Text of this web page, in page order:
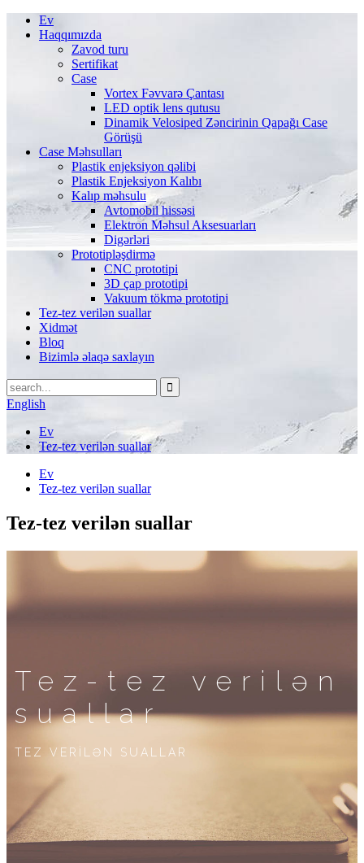
Ev
Haqqımızda
Zavod turu
Sertifikat
Case
Vortex Fəvvarə Çantası
LED optik lens qutusu
Dinamik Velosiped Zəncirinin Qapağı Case
Görüşü
Case Məhsulları
Plastik enjeksiyon qəlibi
Plastik Enjeksiyon Kalıbı
Kalıp məhsulu
Avtomobil hissəsi
Elektron Məhsul Aksesuarları
Digərləri
Prototipləşdirmə
CNC prototipi
3D çap prototipi
Vakuum tökmə prototipi
Tez-tez verilən suallar
Xidmət
Bloq
Bizimlə əlaqə saxlayın
English
Ev
Tez-tez verilən suallar
Ev
Tez-tez verilən suallar
Tez-tez verilən suallar
Tez-tez verilən
suallar
TEZ VERİLƏN SUALLAR